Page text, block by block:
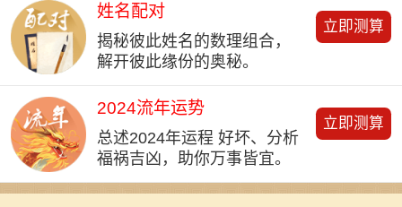
姓名配对
揭秘彼此姓名的数理组合，
解开彼此缘份的奥秘。
立即测算
2024流年运势
总述2024年运程 好坏、分析
福祸吉凶，助你万事皆宜。
立即测算